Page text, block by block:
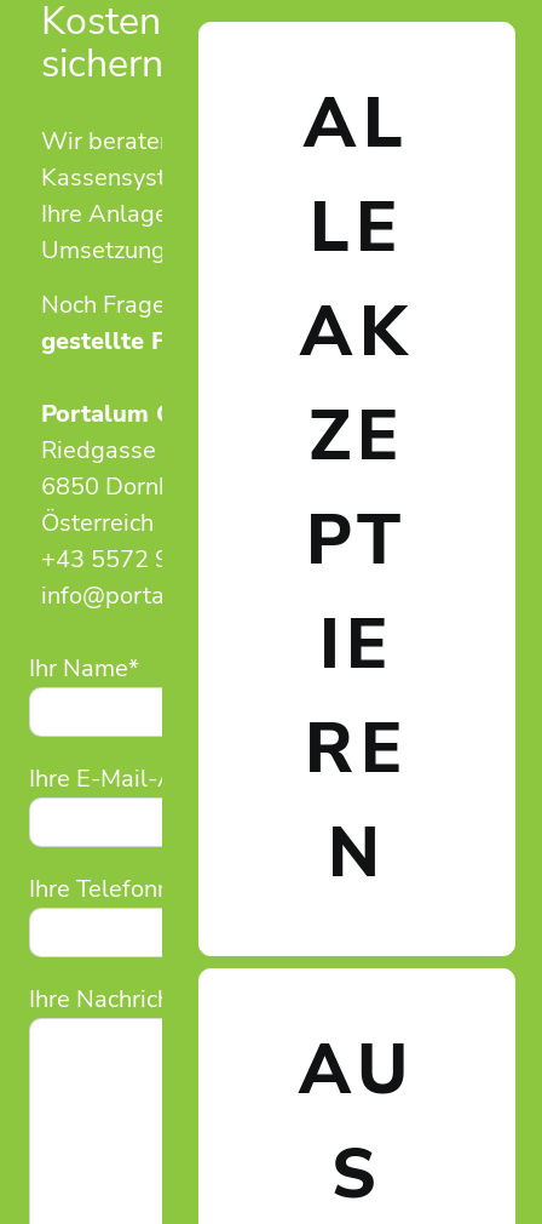
AL
LE
AK
ZE
PT
IE
RE
N
AU
S
Kostenlose Erstberatung
sichern!
Wir beraten Sie unverbindlich zu
Kassensystemen und Zutrittslösungen für
Ihre Anlage – von der ersten Idee bis zur
Umsetzung.
Noch Fragen?
Antworten auf häufig
gestellte Fragen.
Portalum GmbH
Riedgasse 50
6850 Dornbirn
Österreich
+43 5572 949 525
info@portalum.eu
Ihr Name*
Ihre E-Mail-Adresse*
Ihre Telefonnummer
Ihre Nachricht (optional)